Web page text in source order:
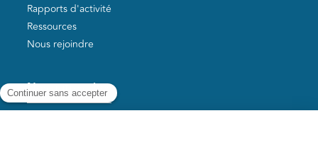
Rapports d'activité
Ressources
Nous rejoindre
Nos autres sites